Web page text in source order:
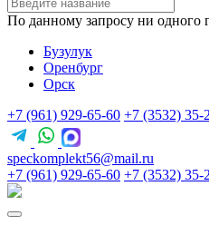
По данному запросу ни одного
Бузулук
Оренбург
Орск
+7 (961) 929-65-60 +7 (3532) 35-
speckomplekt56@mail.ru
+7 (961) 929-65-60 +7 (3532) 35-